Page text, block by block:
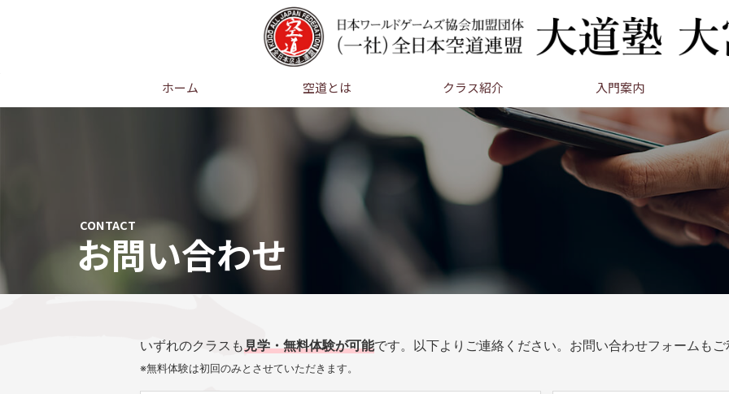
ホーム 空道とは クラス紹介 入門案内
CONTACT
お問い合わせ
いずれのクラスも見学・無料体験が可能です。以下よりご連絡ください。お問い合わせフォームもご
※無料体験は初回のみとさせていただきます。